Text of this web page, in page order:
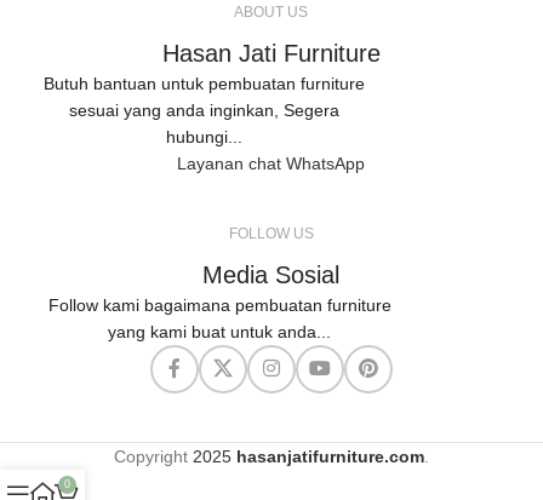
ABOUT US
Hasan Jati Furniture
Butuh bantuan untuk pembuatan furniture
sesuai yang anda inginkan, Segera
hubungi...
Layanan chat WhatsApp
FOLLOW US
Media Sosial
Follow kami bagaimana pembuatan furniture
yang kami buat untuk anda...
Copyright 2025 hasanjatifurniture.com
0